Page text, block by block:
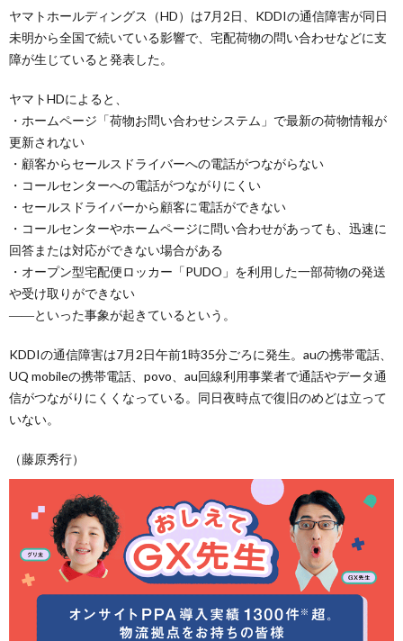
ヤマトホールディングス（HD）は7月2日、KDDIの通信障害が同日
未明から全国で続いている影響で、宅配荷物の問い合わせなどに支
障が生じていると発表した。
ヤマトHDによると、
・ホームページ「荷物お問い合わせシステム」で最新の荷物情報が
更新されない
・顧客からセールスドライバーへの電話がつながらない
・コールセンターへの電話がつながりにくい
・セールスドライバーから顧客に電話ができない
・コールセンターやホームページに問い合わせがあっても、迅速に
回答または対応ができない場合がある
・オープン型宅配便ロッカー「PUDO」を利用した一部荷物の発送
や受け取りができない
――といった事象が起きているという。
KDDIの通信障害は7月2日午前1時35分ごろに発生。auの携帯電話、
UQ mobileの携帯電話、povo、au回線利用事業者で通話やデータ通
信がつながりにくくなっている。同日夜時点で復旧のめどは立って
いない。
（藤原秀行）